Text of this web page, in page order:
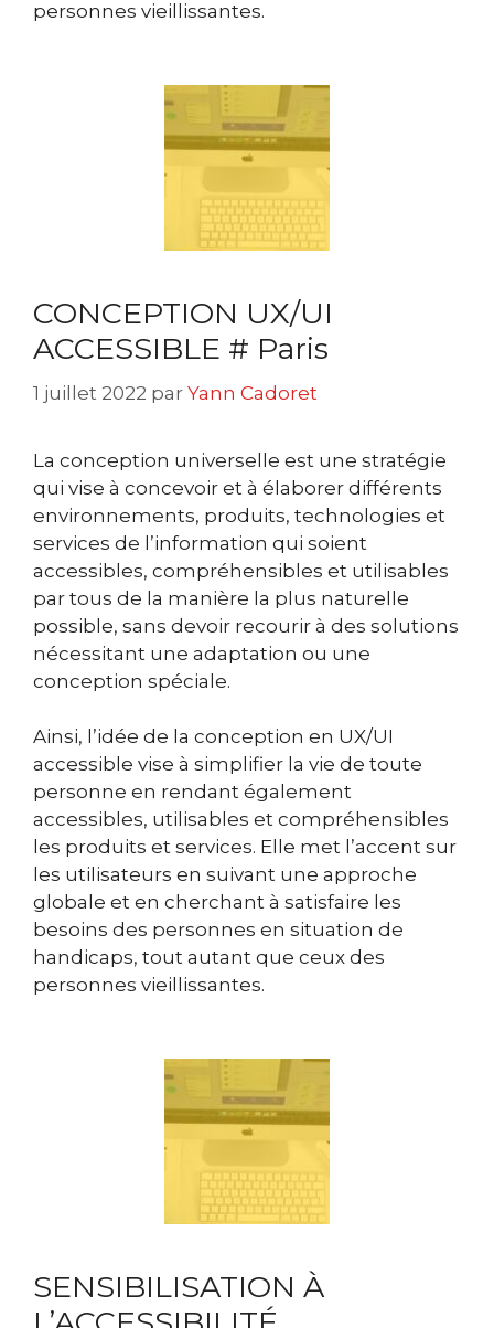
personnes vieillissantes.
CONCEPTION UX/UI
ACCESSIBLE # Paris
1 juillet 2022 par Yann Cadoret
La conception universelle est une stratégie
qui vise à concevoir et à élaborer différents
environnements, produits, technologies et
services de l’information qui soient
accessibles, compréhensibles et utilisables
par tous de la manière la plus naturelle
possible, sans devoir recourir à des solutions
nécessitant une adaptation ou une
conception spéciale.
Ainsi, l’idée de la conception en UX/UI
accessible vise à simplifier la vie de toute
personne en rendant également
accessibles, utilisables et compréhensibles
les produits et services. Elle met l’accent sur
les utilisateurs en suivant une approche
globale et en cherchant à satisfaire les
besoins des personnes en situation de
handicaps, tout autant que ceux des
personnes vieillissantes.
SENSIBILISATION À